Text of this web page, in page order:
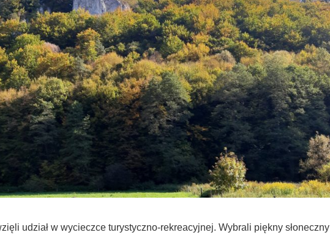
udział w wycieczce turystyczno-rekreacyjnej. Wybrali piękny słoneczny